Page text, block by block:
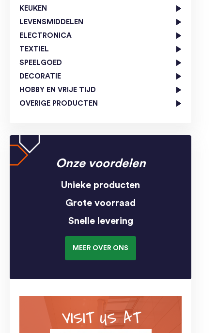
KEUKEN
LEVENSMIDDELEN
ELECTRONICA
TEXTIEL
SPEELGOED
DECORATIE
HOBBY EN VRIJE TIJD
OVERIGE PRODUCTEN
Onze voordelen
Unieke producten
Grote voorraad
Snelle levering
MEER OVER ONS
VISIT US AT